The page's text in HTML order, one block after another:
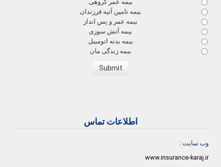
بیمه عمر گروهی
بیمه تامین آتیه فرزندان
بیمه عمر و پس انداز
بیمه آتش سوزی
بیمه بدنه اتومبیل
بیمه زندگی مان
اطلاعات تماس
وب سایت :
www.insurance-karaj.ir